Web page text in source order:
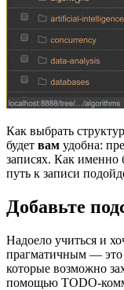
Как выбрать
будет вам удобна:
записях. Как именно
путь к записи
Добавьте
Надоело учиться и
прагматичным — это
которые возможно
помощью TODO-